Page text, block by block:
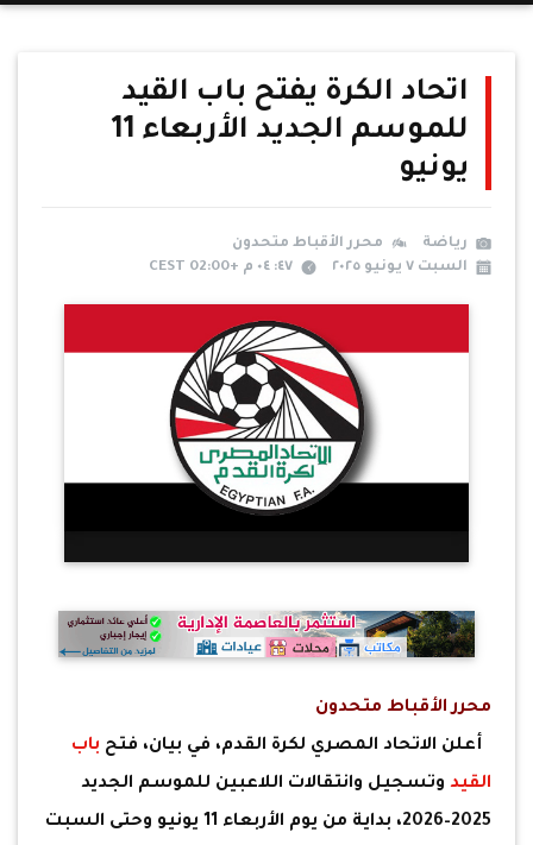
اتحاد الكرة يفتح باب القيد
للموسم الجديد الأربعاء 11
يونيو
رياضة
محرر الأقباط متحدون
السبت ٧ يونيو ٢٠٢٥
٤٧: ٠٤ م +02:00 CEST
محرر الأقباط متحدون
أعلن الاتحاد المصري لكرة القدم، في بيان، فتح باب
القيد وتسجيل وانتقالات اللاعبين للموسم الجديد
2025–2026، بداية من يوم الأربعاء 11 يونيو وحتى السبت